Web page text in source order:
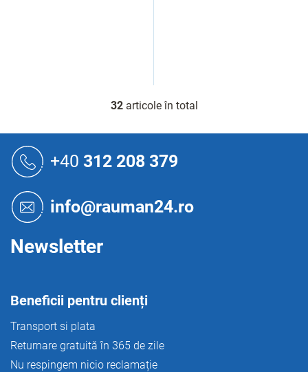
C
n
r
u
l
r
32articole în total
+40 312 208 379
info@rauman24.ro
Newsletter
Beneficii pentru clienți
Transport si plata
Returnare gratuită în 365 de zile
Nu respingem nicio reclamație